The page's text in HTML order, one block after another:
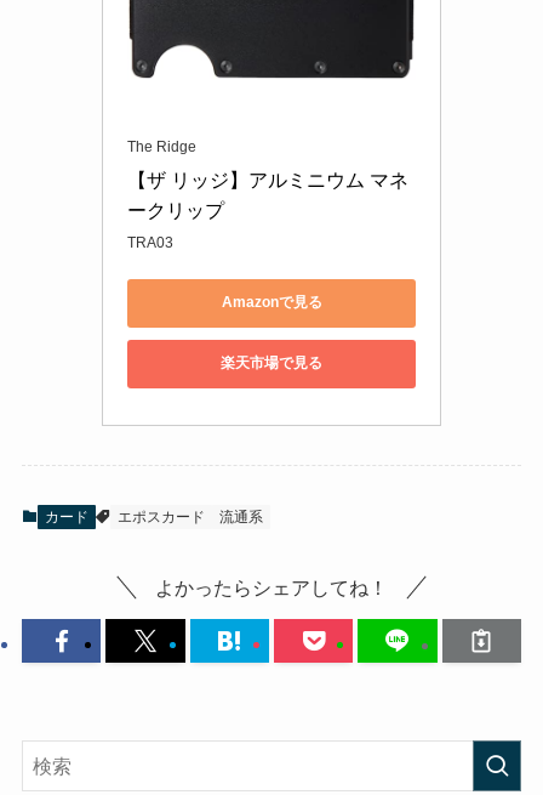
The Ridge
【ザ リッジ】アルミニウム マネ
ークリップ
TRA03
Amazonで見る
楽天市場で見る
カード エポスカード 流通系
よかったらシェアしてね！